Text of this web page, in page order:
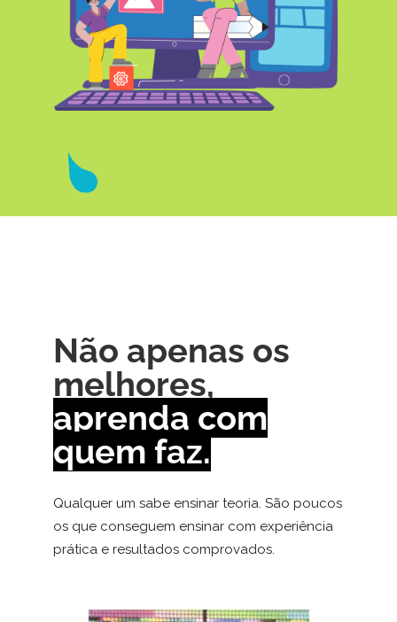
Não apenas os
melhores,
aprenda com
quem faz.
Qualquer um sabe ensinar teoria. São poucos
os que conseguem ensinar com experiência
prática e resultados comprovados.